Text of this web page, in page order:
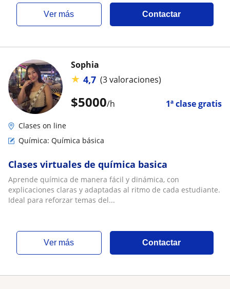
ver más Contactar
$5000/h 1ª clase gratis
Sophia
★ 4,7 (3 valoraciones)
Clases on line
Química: Química básica
Clases virtuales de química basica
Aprende química de manera fácil y dinámica, con
explicaciones claras y adaptadas al ritmo de cada estudiante.
Ideal para reforzar temas del...
ver más Contactar